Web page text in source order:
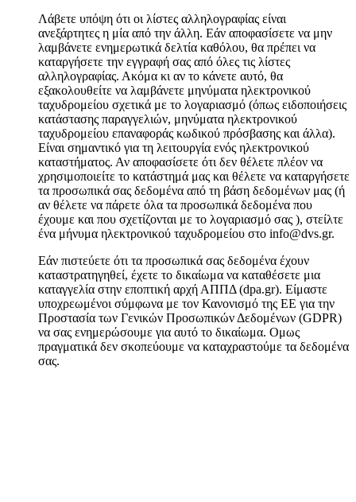
Λάβετε υπόψη ότι οι λίστες αλληλογραφίας είναι
ανεξάρτητες η μία από την άλλη. Εάν αποφασίσετε να μην
λαμβάνετε ενημερωτικά δελτία καθόλου, θα πρέπει να
καταργήσετε την εγγραφή σας από όλες τις λίστες
αλληλογραφίας. Ακόμα κι αν το κάνετε αυτό, θα
εξακολουθείτε να λαμβάνετε μηνύματα ηλεκτρονικού
ταχυδρομείου σχετικά με το λογαριασμό (όπως ειδοποιήσεις
κατάστασης παραγγελιών, μηνύματα ηλεκτρονικού
ταχυδρομείου επαναφοράς κωδικού πρόσβασης και άλλα).
Είναι σημαντικό για τη λειτουργία ενός ηλεκτρονικού
καταστήματος. Αν αποφασίσετε ότι δεν θέλετε πλέον να
χρησιμοποιείτε το κατάστημά μας και θέλετε να καταργήσετε
τα προσωπικά σας δεδομένα από τη βάση δεδομένων μας (ή
αν θέλετε να πάρετε όλα τα προσωπικά δεδομένα που
έχουμε και που σχετίζονται με το λογαριασμό σας ), στείλτε
ένα μήνυμα ηλεκτρονικού ταχυδρομείου στο info@dvs.gr.
Εάν πιστεύετε ότι τα προσωπικά σας δεδομένα έχουν
καταστρατηγηθεί, έχετε το δικαίωμα να καταθέσετε μια
καταγγελία στην εποπτική αρχή ΑΠΠΔ (dpa.gr). Είμαστε
υποχρεωμένοι σύμφωνα με τον Κανονισμό της ΕΕ για την
Προστασία των Γενικών Προσωπικών Δεδομένων (GDPR)
να σας ενημερώσουμε για αυτό το δικαίωμα. Ομως
πραγματικά δεν σκοπεύουμε να καταχραστούμε τα δεδομένα
σας.